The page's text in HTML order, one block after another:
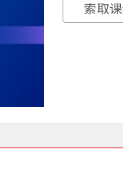
索取